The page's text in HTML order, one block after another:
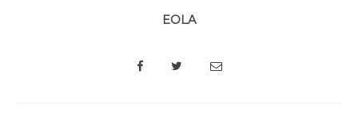
EOLA
SHARE